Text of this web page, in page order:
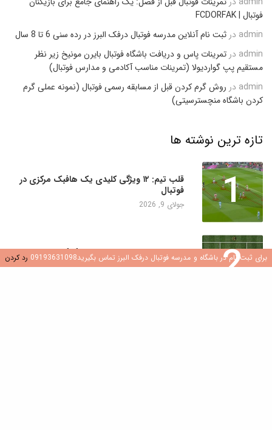
فوتبال | FCDORFAK
admin در ثبت نام آنلاین مدرسه فوتبال درفک البرز در رده سنی 6 تا 8 سال
admin در تمرینات پاس و دریافت باشگاه فوتبال بایرن مونیخ زیر نظر
مستقیم پپ گواردیولا (تمرینات مناسب آکادمی و مدارس فوتبال)
admin در روش گرم کردن قبل از مسابقه رسمی فوتبال (نمونه عملی گرم
کردن باشگاه منچسترسیتی)
تازه ترین نوشته ها
1
قلب تیم: ۱۲ ویژگی کلیدی یک هافبک مرکزی در
فوتبال
جولای 9, 2026
2
ساخت موتورهای هوازی: چرا 4×4 نروژی برای
بازیکنان جوان یک تغییر دهنده بازی است
برای ثبت نام در باشگاه و مدرسه فوتبال درفک البرز تماس بگیرید09193631098 رد کردن